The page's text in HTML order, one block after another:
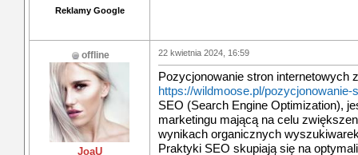
Reklamy Google
offline
JoaU
22 kwietnia 2024, 16:59
Pozycjonowanie stron internetowych z
https://wildmoose.pl/pozycjonowanie-
SEO (Search Engine Optimization),
marketingu mającą na celu
wynikach organicznych
Praktyki SEO skupiają się na